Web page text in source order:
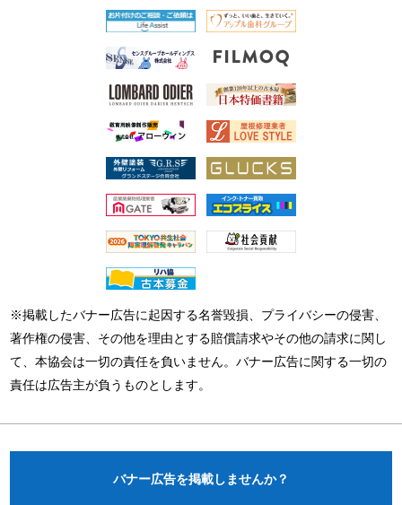
※掲載したバナー広告に起因する名誉毀損、プライバシーの侵害、
著作権の侵害、その他を理由とする賠償請求やその他の請求に関し
て、本協会は一切の責任を負いません。バナー広告に関する一切の
責任は広告主が負うものとします。
バナー広告を掲載しませんか？